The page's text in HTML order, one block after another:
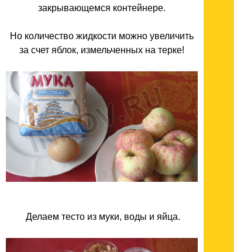
закрывающемся контейнере.
Но количество жидкости можно увеличить
за счет яблок, измельченных на терке!
Делаем тесто из муки, воды и яйца.